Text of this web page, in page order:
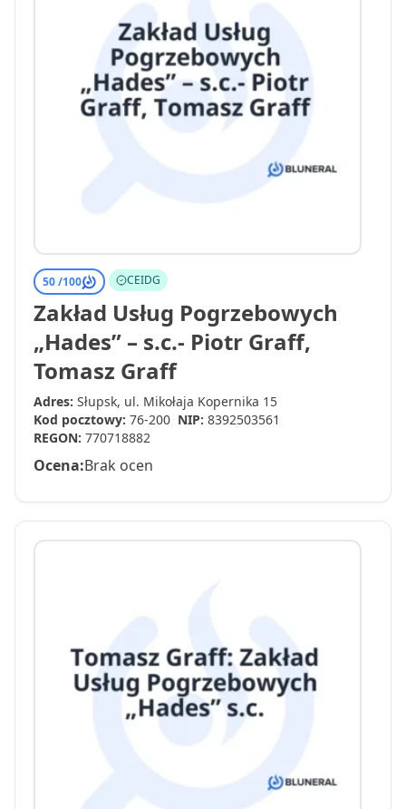
50 /100 CEIDG
Zakład Usług Pogrzebowych
„Hades” – s.c.- Piotr Graff,
Tomasz Graff
Adres: Słupsk, ul. Mikołaja Kopernika 15
Kod pocztowy: 76-200 NIP: 8392503561
REGON: 770718882
Ocena:Brak ocen